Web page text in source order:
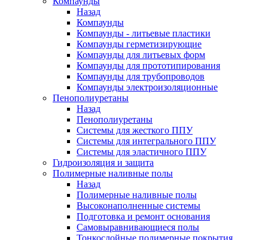
Назад
Компаунды
Компаунды - литьевые пластики
Компаунды герметизирующие
Компаунды для литьевых форм
Компаунды для прототипирования
Компаунды для трубопроводов
Компаунды электроизоляционные
Пенополиуретаны
Назад
Пенополиуретаны
Системы для жесткого ППУ
Системы для интегрального ППУ
Системы для эластичного ППУ
Гидроизоляция и защита
Полимерные наливные полы
Назад
Полимерные наливные полы
Высоконаполненные системы
Подготовка и ремонт основания
Самовыравнивающиеся полы
Тонкослойные полимерные покрытия